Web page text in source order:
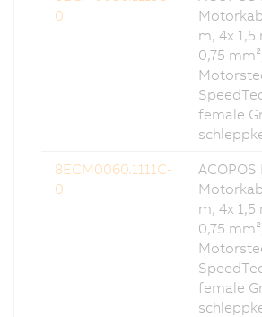
0
m, 4x 1,5
0,75
female
8ECM0060.1111C-
0
ACOPOS
m, 4x 1,5
0,75
female